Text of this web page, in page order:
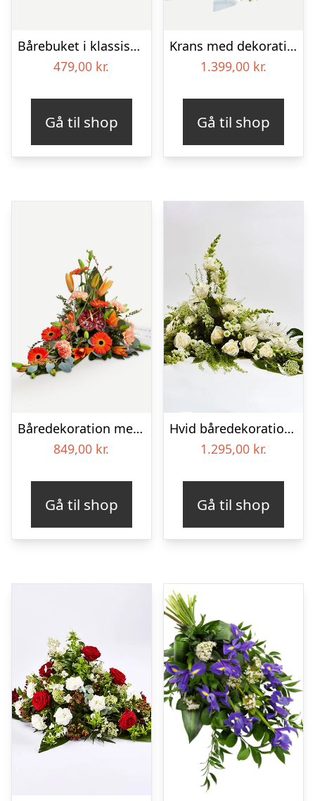
Bårebuket i klassisk stil – hvid
479,00 kr.
Gå til shop
Krans med dekoration i klassisk stil – rød og hvid – med bånd
1.399,00 kr.
Gå til shop
Båredekoration med bånd
849,00 kr.
Gå til shop
Hvid båredekoration – Blomster til begravelse
1.295,00 kr.
Gå til shop